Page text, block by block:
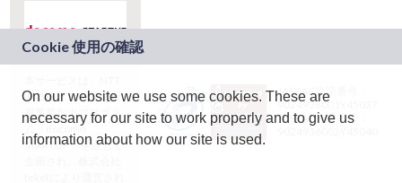
ドコモグループの新
規事業創出プログラ
ム「docomo
STARTUP」を通じて
JASRAC許諾番号：
9024936001Y45037
JASRAC許諾番号：
On our website we use some cookies. These are
necessary for our site to work properly and to give us
information about how our site is used.